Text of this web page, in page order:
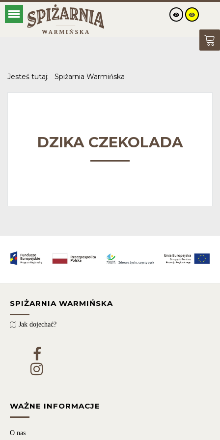
Jesteś tutaj: Spiżarnia Warmińska
DZIKA CZEKOLADA
SPIŻARNIA WARMIŃSKA
Jak dojechać?
WAŻNE INFORMACJE
O nas